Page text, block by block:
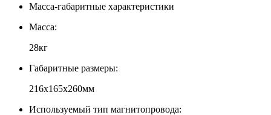
Масса-габаритные характеристики
Масса:
28кг
Габаритные размеры:
216х165х260мм
Используемый тип магнитопровода: